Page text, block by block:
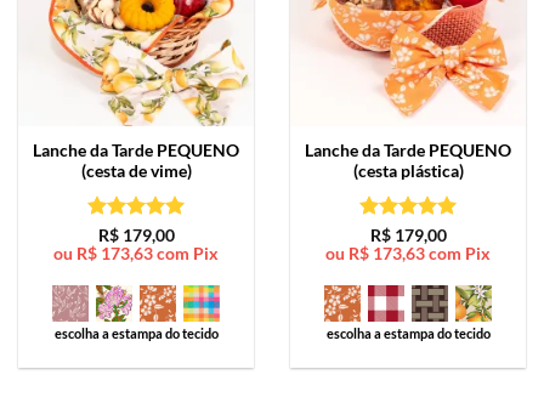
Lanche da Tarde PEQUENO
(cesta de vime)
Avaliação5
de 5
R$179,00
ou R$ 173,63com Pix
escolha a estampa do tecido
Lanche da Tarde PEQUENO
(cesta plástica)
Avaliação5
de 5
R$179,00
ou R$ 173,63com Pix
escolha a estampa do tecido